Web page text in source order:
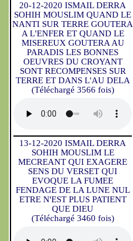
20-12-2020 ISMAIL DERRA
SOHIH MOUSLIM QUAND LE
NANTI SUR TERRE GOUTERA
A L'ENFER ET QUAND LE
MISEREUX GOUTERA AU
PARADIS LES BONNES
OEUVRES DU CROYANT
SONT RECOMPENSES SUR
TERRE ET DANS L'AU DELA
(Téléchargé 3566 fois)
13-12-2020 ISMAIL DERRA
SOHIH MOUSLIM LE
MECREANT QUI EXAGERE
SENS DU VERSET QUI
EVOQUE LA FUMEE
FENDAGE DE LA LUNE NUL
ETRE N'EST PLUS PATIENT
QUE DIEU
(Téléchargé 3460 fois)